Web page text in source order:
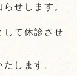
せします。
して休診させ
します。